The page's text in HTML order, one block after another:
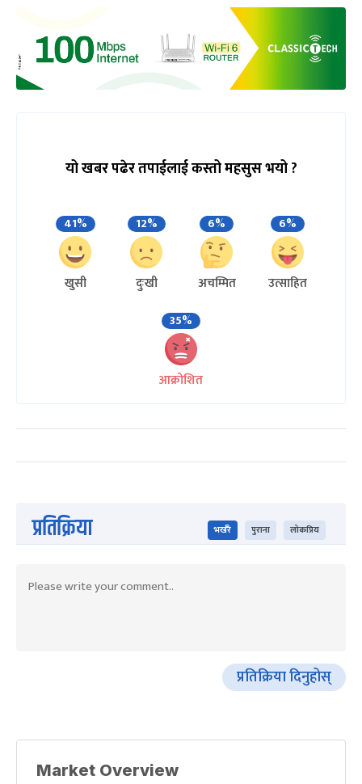
यो खबर पढेर तपाईलाई कस्तो महसुस भयो ?
41%
खुसी
12%
दुःखी
6%
अचम्मित
6%
उत्साहित
35%
आक्रोशित
प्रतिक्रिया भर्खरै पुराना लोकप्रिय
प्रतिक्रिया दिनुहोस्